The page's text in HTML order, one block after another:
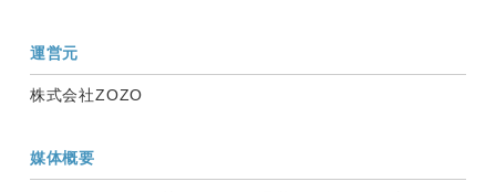
運営元
株式会社ZOZO
媒体概要